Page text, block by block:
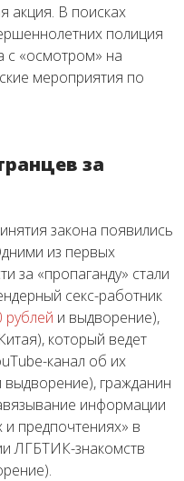
акция. В поисках
полиция
с «осмотром» на
мероприятия по
за
закона появились
из первых
за «пропаганду» стали
секс-работник
и выдворение),
который ведет
канал об их
выдворение), гражданин
информации
предпочтениях» в
ЛГБТИК-знакомств